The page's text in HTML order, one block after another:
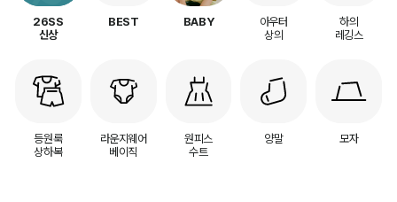
26SS
신상
BEST BABY
아우터
상의
하의
레깅스
등원룩
상하복
라운지웨어
베이직
원피스
수트
양말 모자